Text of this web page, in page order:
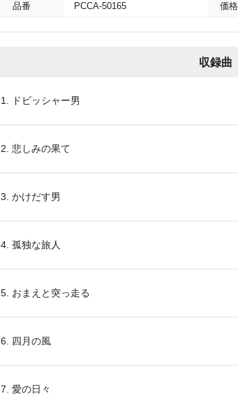
品番 PCCA-50165 価格
収録曲
1. ドビッシャー男
2. 悲しみの果て
3. かけだす男
4. 孤独な旅人
5. おまえと突っ走る
6. 四月の風
7. 愛の日々